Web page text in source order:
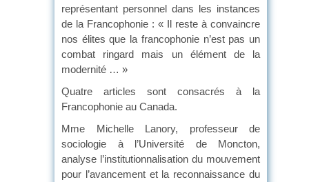
représentant personnel dans les instances
de la Francophonie : « Il reste à convaincre
nos élites que la francophonie n’est pas un
combat ringard mais un élément de la
modernité … »
Quatre articles sont consacrés à la
Francophonie au Canada.
Mme Michelle Lanory, professeur de
sociologie à l’Université de Moncton,
analyse l’institutionnalisation du mouvement
pour l’avancement et la reconnaissance du